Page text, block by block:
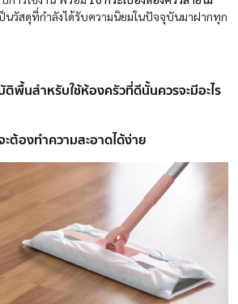
นวัสดุที่กำลังได้รับความนิยมในปัจจุบันมาฝากทุก
นสำหรับใช้ห้องครัวที่ดีนั้นควรจะมีอะไร
ต้องทำความสะอาดได้ง่าย